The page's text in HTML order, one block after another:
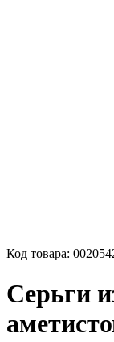
Код товара:
Серьги